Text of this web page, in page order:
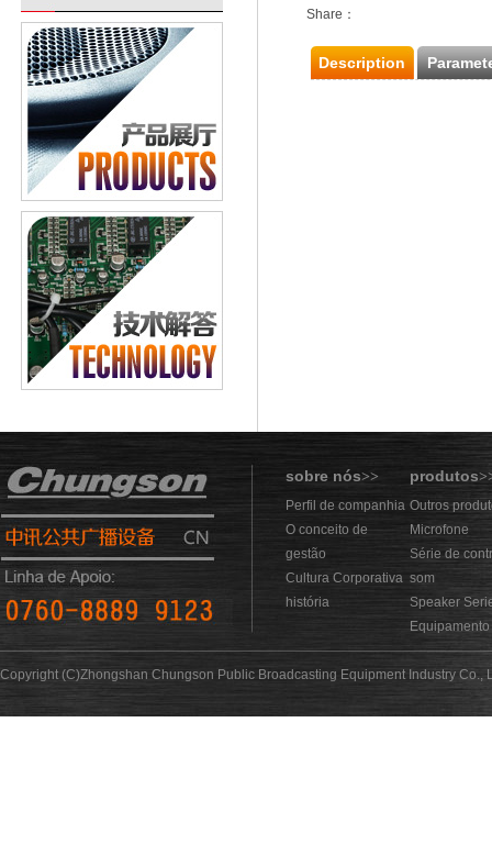
Share：
Description
sobre nós>> produtos
Perfil de companhia
O conceito de
gestão
Cultura Corporativa
história
Outros
Microfone
Série de
som
Speaker
Copyright (C)Zhongshan Chungson Public Broadcasting Equipment Industry